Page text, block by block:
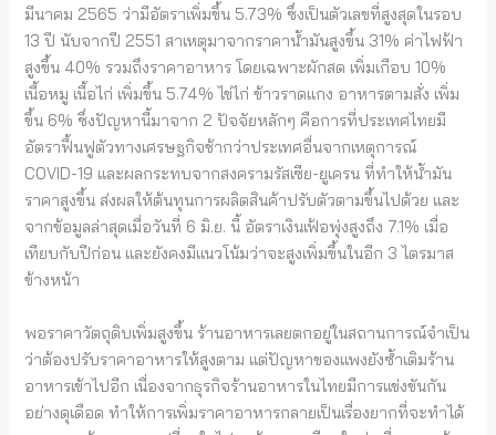
มีนาคม 2565 ว่ามีอัตราเพิ่มขึ้น 5.73% ซึ่งเป็นตัวเลขที่สูงสุดในรอบ
13 ปี นับจากปี 2551 สาเหตุมาจากราคาน้ำมันสูงขึ้น 31% ค่าไฟฟ้า
สูงขึ้น 40% รวมถึงราคาอาหาร โดยเฉพาะผักสด เพิ่มเกือบ 10%
เนื้อหมู เนื้อไก่ เพิ่มขึ้น 5.74% ไข่ไก่ ข้าวราดแกง อาหารตามสั่ง เพิ่ม
ขึ้น 6% ซึ่งปัญหานี้มาจาก 2 ปัจจัยหลักๆ คือการที่ประเทศไทยมี
อัตราฟื้นฟูตัวทางเศรษฐกิจช้ากว่าประเทศอื่นจากเหตุการณ์
COVID-19 และผลกระทบจากสงครามรัสเซีย-ยูเครน ที่ทำให้น้ำมัน
ราคาสูงขึ้น ส่งผลให้ต้นทุนการผลิตสินค้าปรับตัวตามขึ้นไปด้วย และ
จากข้อมูลล่าสุดเมื่อวันที่ 6 มิ.ย. นี้ อัตราเงินเฟ้อพุ่งสูงถึง 7.1% เมื่อ
เทียบกับปีก่อน และยังคงมีแนวโน้มว่าจะสูงเพิ่มขึ้นในอีก 3 ไตรมาส
ข้างหน้า
พอราคาวัตถุดิบเพิ่มสูงขึ้น ร้านอาหารเลยตกอยู่ในสถานการณ์จำเป็น
ว่าต้องปรับราคาอาหารให้สูงตาม แต่ปัญหาของแพงยังซ้ำเติมร้าน
อาหารเข้าไปอีก เนื่องจากธุรกิจร้านอาหารในไทยมีการแข่งขันกัน
อย่างดุเดือด ทำให้การเพิ่มราคาอาหารกลายเป็นเรื่องยากที่จะทำได้